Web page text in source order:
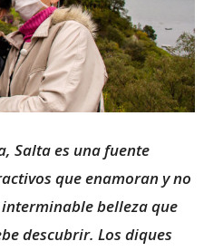
Salta es una fuente
que enamoran y no
belleza que
descubrir. Los diques